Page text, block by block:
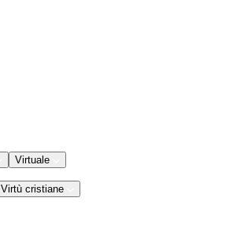
Virtuale
Virtù cristiane